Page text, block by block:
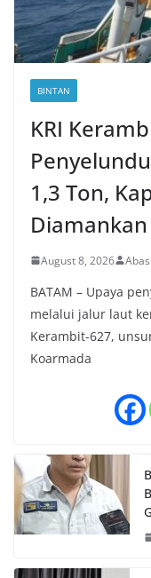
BINTAN
KRI
1,3 Ton,
August 8, 2026
BATAM – Upaya
melalui jalur laut
Kerambit-627,
Koarmada